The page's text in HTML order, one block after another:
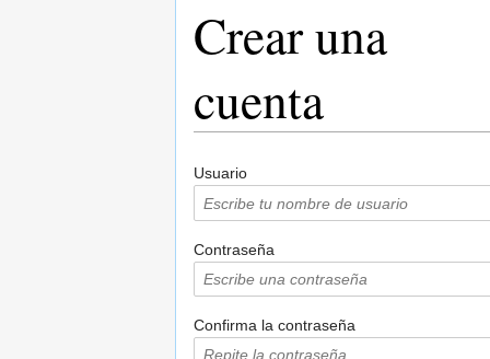
Crear una
cuenta
Usuario
Contraseña
Confirma la contraseña